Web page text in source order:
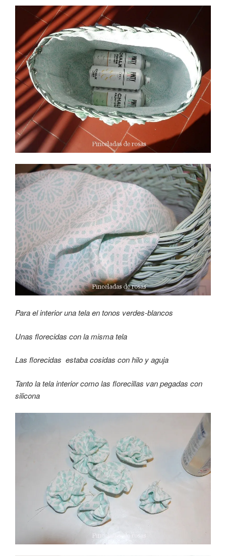
Para el interior una tela en tonos verdes-blancos
Unas florecidas con la misma tela
Las florecidas estaba cosidas con hilo y aguja
Tanto la tela interior como las florecillas van pegadas con
silicona